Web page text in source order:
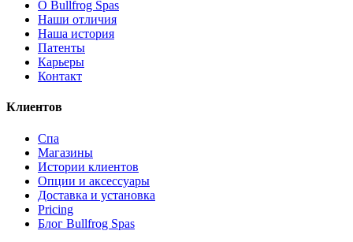
О Bullfrog Spas
Наши отличия
Наша история
Патенты
Карьеры
Контакт
Клиентов
Спа
Магазины
Истории клиентов
Опции и аксессуары
Доставка и установка
Pricing
Блог Bullfrog Spas